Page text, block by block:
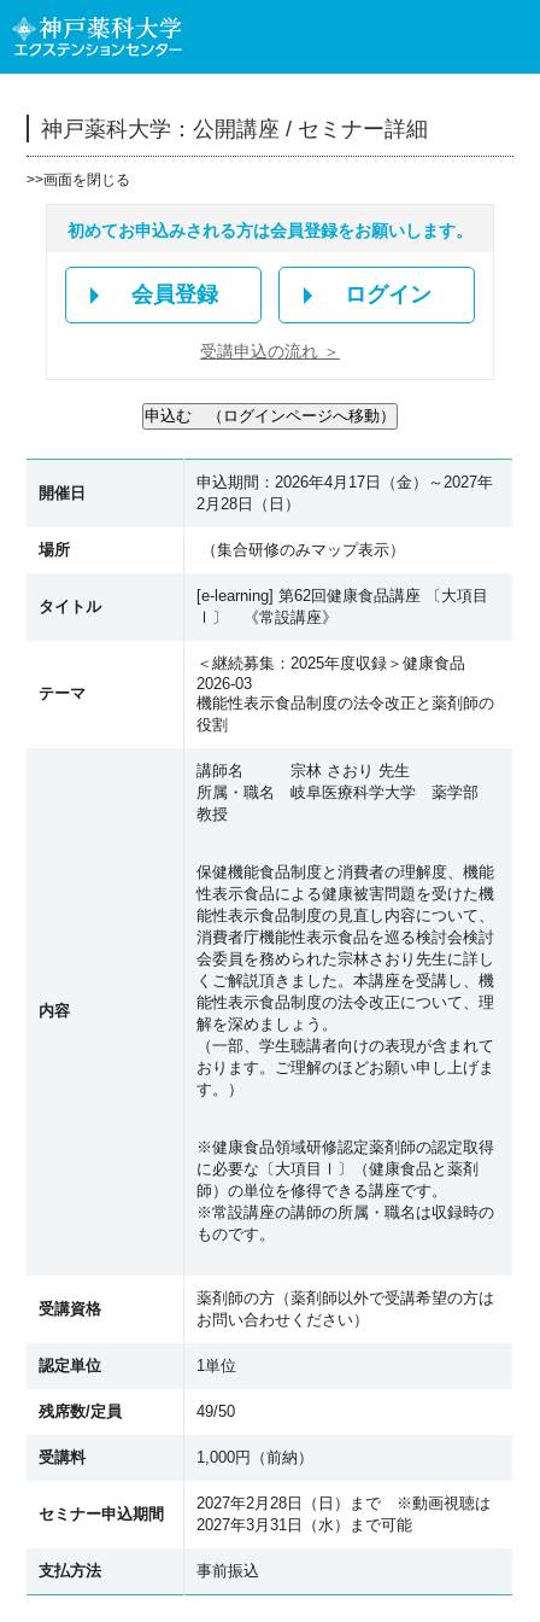
神戸薬科大学：公開講座 / セミナー詳細
>>画面を閉じる
初めてお申込みされる方は会員登録をお願いします。
会員登録 ログイン
受講申込の流れ ＞
開催日
申込期間：2026年4月17日（金）～2027年
2月28日（日）
場所 （集合研修のみマップ表示）
タイトル
[e-learning] 第62回健康食品講座 〔大項目
Ⅰ〕 《常設講座》
テーマ
＜継続募集：2025年度収録＞健康食品
2026-03
機能性表示食品制度の法令改正と薬剤師の
役割
内容
講師名 宗林 さおり 先生
所属・職名 岐阜医療科学大学 薬学部
教授
保健機能食品制度と消費者の理解度、機能
性表示食品による健康被害問題を受けた機
能性表示食品制度の見直し内容について、
消費者庁機能性表示食品を巡る検討会検討
会委員を務められた宗林さおり先生に詳し
くご解説頂きました。本講座を受講し、機
能性表示食品制度の法令改正について、理
解を深めましょう。
（一部、学生聴講者向けの表現が含まれて
おります。ご理解のほどお願い申し上げま
す。）
※健康食品領域研修認定薬剤師の認定取得
に必要な〔大項目Ⅰ〕（健康食品と薬剤
師）の単位を修得できる講座です。
※常設講座の講師の所属・職名は収録時の
ものです。
受講資格
薬剤師の方（薬剤師以外で受講希望の方は
お問い合わせください）
認定単位 1単位
残席数/定員 49/50
受講料 1,000円（前納）
セミナー申込期間
2027年2月28日（日）まで ※動画視聴は
2027年3月31日（水）まで可能
支払方法 事前振込